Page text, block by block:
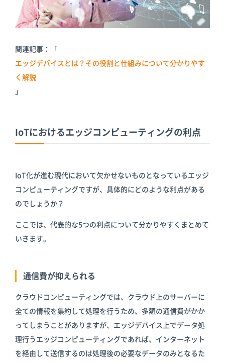
関連記事：「
エッジデバイスとは？その役割と仕組みについて分かりやす
く解説
」
IoTにおけるエッジコンピューティングの利点
IoT化が進む現代において欠かせないものとなっているエッジ
コンピューティングですが、具体的にどのような利点がある
のでしょうか？
ここでは、代表的な5つの利点について分かりやすくまとめて
いきます。
通信費が抑えられる
クラウドコンピューティングでは、クラウド上のサーバーに
全ての情報を集約して処理を行うため、多額の通信費がかか
ってしまうことがありますが、エッジデバイス上でデータ処
理行うエッジコンピューティングであれば、インターネット
を経由して送信するのは処理後の必要なデータのみとなるた